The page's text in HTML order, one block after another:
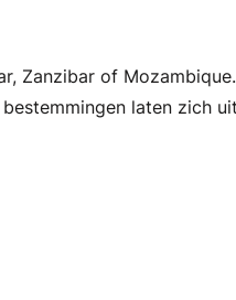
Zanzibar of
laten zich